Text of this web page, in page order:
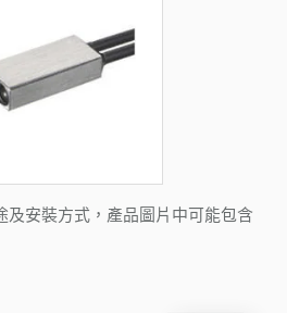
及安裝方式，產品圖片中可能包含